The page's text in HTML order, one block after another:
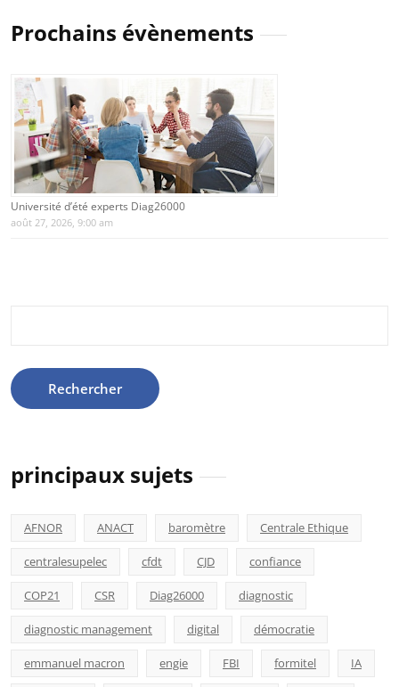
Prochains évènements
Université d’été experts Diag26000
août 27, 2026, 9:00 am
principaux sujets
AFNOR ANACT baromètre Centrale Ethique
centralesupelec cfdt CJD confiance
COP21 CSR Diag26000 diagnostic
diagnostic management digital démocratie
emmanuel macron engie FBI formitel IA